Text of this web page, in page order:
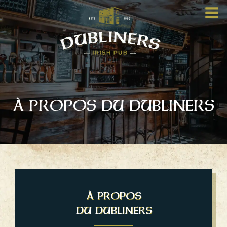
À PROPOS DU DUBLINERS
À PROPOS
DU DUBLINERS